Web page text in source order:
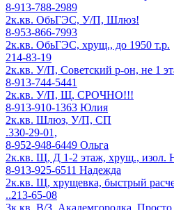
8-913-788-2989
2к.кв. ОбьГЭС, У/П, Шлюз!
8-953-866-7993
2к.кв. ОбьГЭС, хрущ., до 1950 т.р.
214-83-19
2к.кв. У/П, Советский р-он, не 1
8-913-744-5441
2к.кв. У/П, Щ, СРОЧНО!!!
8-913-910-1363 Юлия
2к.кв. Шлюз, У/П, СП
.330-29-01,
8-952-948-6449 Ольга
2к.кв. Щ, Д 1-2 этаж, хрущ., изол.
8-913-925-6511 Надежда
2к.кв. Щ, хрущевка, быстрый
..213-65-08
3к.кв. В/З, Академгородка. Просто